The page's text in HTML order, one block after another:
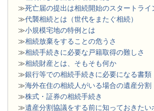
≫死亡届の提出は相続開始のスタートライ
≫代襲相続とは（世代をまたぐ相続）
≫小規模宅地の特例とは
≫相続放棄をすることの危うさ
≫相続手続きに必要な戸籍取得の難しさ
≫相続財産とは、そもそも何か
≫銀行等での相続手続きに必要になる書類
​≫海外在住の相続人がいる場合の遺産分割
≫株式・証券の相続手続き
≫遺産分割協議をする前に知っておきたい